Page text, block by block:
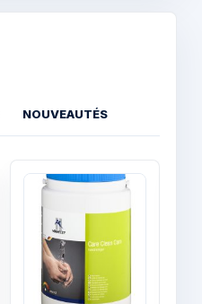
NOUVEAUTÉS